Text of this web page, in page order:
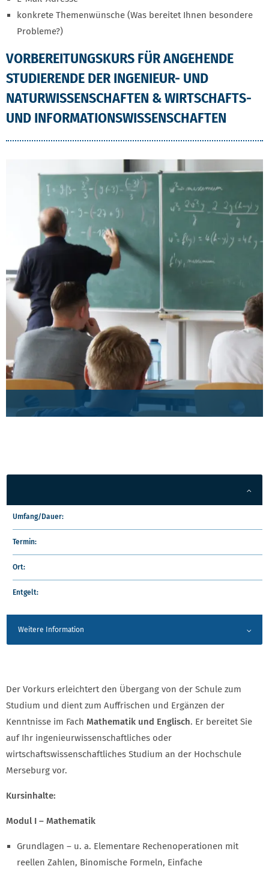
konkrete Themenwünsche (Was bereitet Ihnen besondere
Probleme?)
VORBEREITUNGSKURS FÜR ANGEHENDE
STUDIERENDE DER INGENIEUR- UND
NATURWISSENSCHAFTEN & WIRTSCHAFTS-
UND INFORMATIONSWISSENSCHAFTEN
Umfang/Dauer:
Termin:
Ort:
Entgelt:
Weitere Information
Der Vorkurs erleichtert den Übergang von der Schule zum
Studium und dient zum Auffrischen und Ergänzen der
Kenntnisse im Fach Mathematik und Englisch. Er bereitet Sie
auf Ihr ingenieurwissenschaftliches oder
wirtschaftswissenschaftliches Studium an der Hochschule
Merseburg vor.
Kursinhalte:
Modul I – Mathematik
Grundlagen – u. a. Elementare Rechenoperationen mit
reellen Zahlen, Binomische Formeln, Einfache